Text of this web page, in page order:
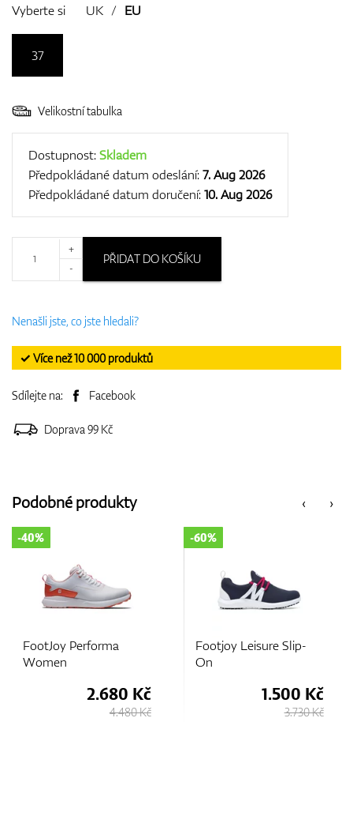
Dárkové poukazy
Vyberte si UK / EU
37
Velikostní tabulka
Dostupnost:Skladem
Předpokládané datum odeslání:7. Aug 2026
Předpokládané datum doručení:10. Aug 2026
+
-
PŘIDAT DO KOŠÍKU
Nenašli jste, co jste hledali?
✓ Více než 10 000 produktů
Sdílejte na: Facebook
Doprava 99 Kč
‹
Podobné produkty ›
Footjoy Leisure Slip-
On
1.500 Kč
3.730 Kč
FootJoy Pro/SL
4.600 Kč
6.130 Kč